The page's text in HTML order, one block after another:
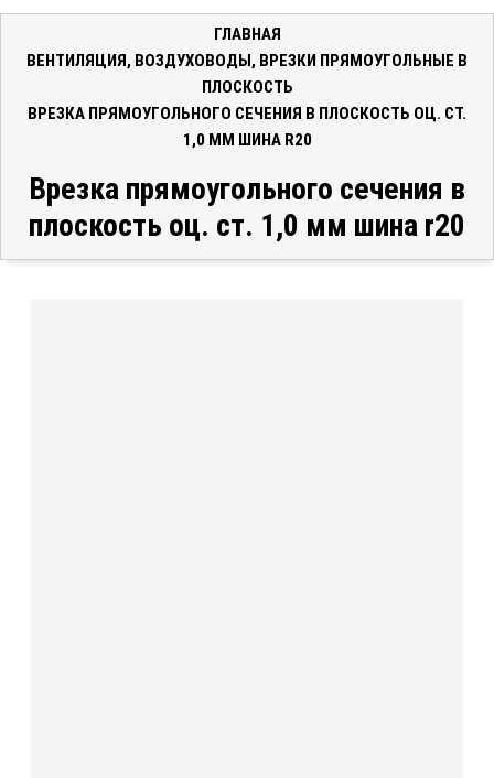
ГЛАВНАЯ
ВЕНТИЛЯЦИЯ, ВОЗДУХОВОДЫ, ВРЕЗКИ ПРЯМОУГОЛЬНЫЕ В
ПЛОСКОСТЬ
ВРЕЗКА ПРЯМОУГОЛЬНОГО СЕЧЕНИЯ В ПЛОСКОСТЬ ОЦ. СТ.
1,0 ММ ШИНА R20
Врезка прямоугольного сечения в
плоскость оц. ст. 1,0 мм шина r20